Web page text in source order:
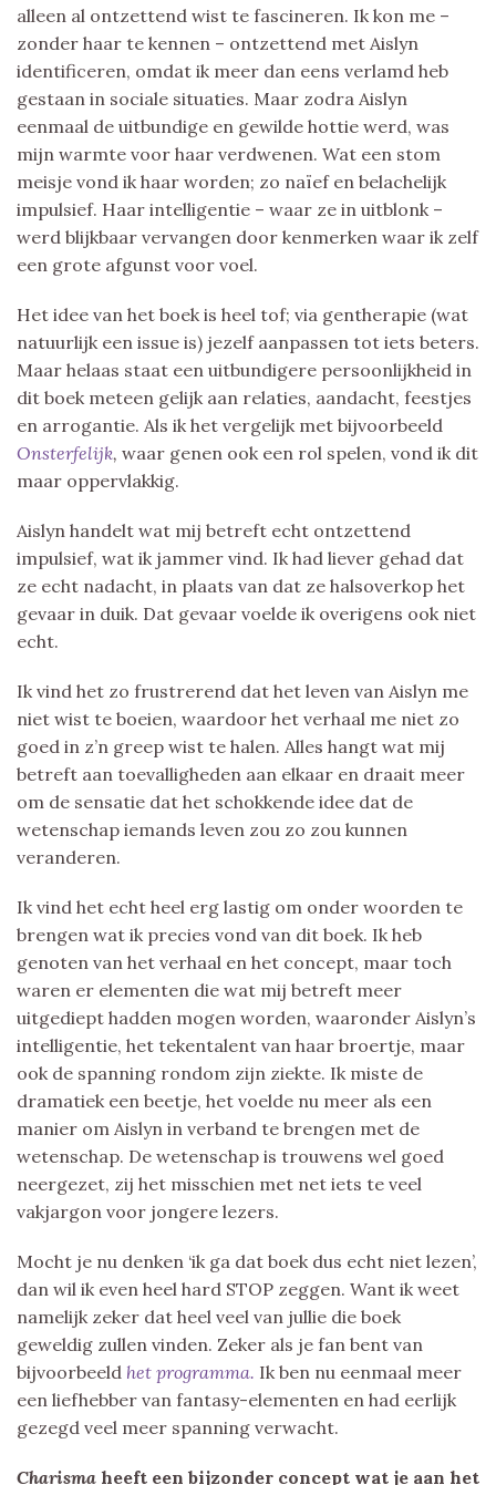
alleen al ontzettend wist te fascineren. Ik kon me –
zonder haar te kennen – ontzettend met Aislyn
identificeren, omdat ik meer dan eens verlamd heb
gestaan in sociale situaties. Maar zodra Aislyn
eenmaal de uitbundige en gewilde hottie werd, was
mijn warmte voor haar verdwenen. Wat een stom
meisje vond ik haar worden; zo naïef en belachelijk
impulsief. Haar intelligentie – waar ze in uitblonk –
werd blijkbaar vervangen door kenmerken waar ik zelf
een grote afgunst voor voel.
Het idee van het boek is heel tof; via gentherapie (wat
natuurlijk een issue is) jezelf aanpassen tot iets beters.
Maar helaas staat een uitbundigere persoonlijkheid in
dit boek meteen gelijk aan relaties, aandacht, feestjes
en arrogantie. Als ik het vergelijk met bijvoorbeeld
Onsterfelijk, waar genen ook een rol spelen, vond ik dit
maar oppervlakkig.
Aislyn handelt wat mij betreft echt ontzettend
impulsief, wat ik jammer vind. Ik had liever gehad dat
ze echt nadacht, in plaats van dat ze halsoverkop het
gevaar in duik. Dat gevaar voelde ik overigens ook niet
echt.
Ik vind het zo frustrerend dat het leven van Aislyn me
niet wist te boeien, waardoor het verhaal me niet zo
goed in z’n greep wist te halen. Alles hangt wat mij
betreft aan toevalligheden aan elkaar en draait meer
om de sensatie dat het schokkende idee dat de
wetenschap iemands leven zou zo zou kunnen
veranderen.
Ik vind het echt heel erg lastig om onder woorden te
brengen wat ik precies vond van dit boek. Ik heb
genoten van het verhaal en het concept, maar toch
waren er elementen die wat mij betreft meer
uitgediept hadden mogen worden, waaronder Aislyn’s
intelligentie, het tekentalent van haar broertje, maar
ook de spanning rondom zijn ziekte. Ik miste de
dramatiek een beetje, het voelde nu meer als een
manier om Aislyn in verband te brengen met de
wetenschap. De wetenschap is trouwens wel goed
neergezet, zij het misschien met net iets te veel
vakjargon voor jongere lezers.
Mocht je nu denken ‘ik ga dat boek dus echt niet lezen’,
dan wil ik even heel hard STOP zeggen. Want ik weet
namelijk zeker dat heel veel van jullie die boek
geweldig zullen vinden. Zeker als je fan bent van
bijvoorbeeld het programma. Ik ben nu eenmaal meer
een liefhebber van fantasy-elementen en had eerlijk
gezegd veel meer spanning verwacht.
Charisma heeft een bijzonder concept wat je aan het